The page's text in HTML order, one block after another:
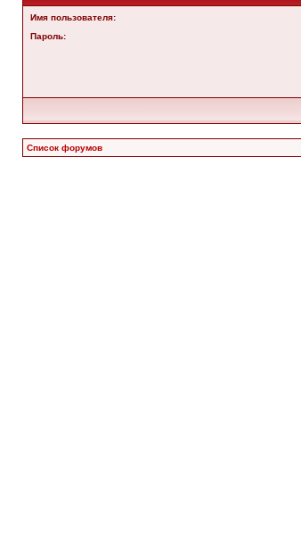
Имя пользователя:
Пароль:
Список форумов